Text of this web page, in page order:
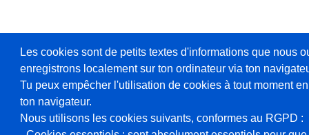
Les cookies sont de petits textes d'informations que nous
enregistrons localement sur ton ordinateur via ton
Tu peux empêcher l'utilisation de cookies à tout moment
ton navigateur.
Nous utilisons les cookies suivants, conformes au RGPD :